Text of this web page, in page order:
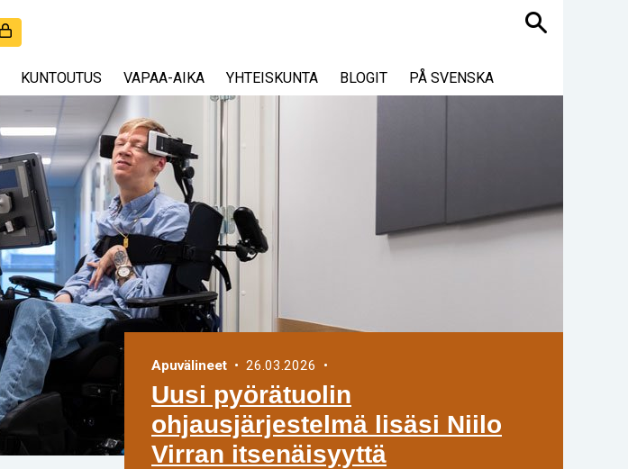
Haku
KUNTOUTUS VAPAA-AIKA YHTEISKUNTA BLOGIT PÅ SVENSKA
Apuvälineet • 26.03.2026 •
Uusi pyörätuolin
ohjausjärjestelmä lisäsi Niilo
Virran itsenäisyyttä